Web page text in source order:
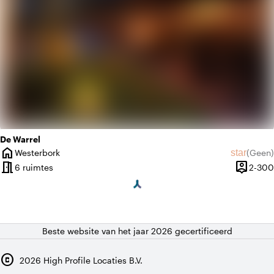
De Warrel
home
Plaats
Westerbork star(Geen)
Geen
meeting_room6 ruimtes person_pin2-300
Beste website van het jaar 2026 gecertificeerd
copyright 2026 High Profile Locaties B.V.